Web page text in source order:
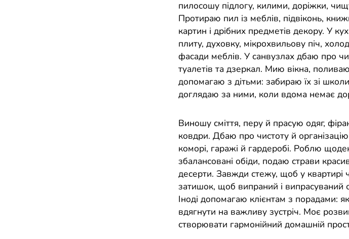
пилосошу підлогу, килими, доріжки,
Протираю пил із меблів, підвіконь,
картин і дрібних предметів декору. У
плиту, духовку, мікрохвильову піч,
фасади меблів. У санвузлах дбаю про
туалетів та дзеркал. Мию вікна,
допомагаю з дітьми: забираю їх зі
доглядаю за ними, коли вдома немає
Виношу сміття, перу й прасую одяг,
ковдри. Дбаю про чистоту й
коморі, гаражі й гардеробі. Роблю
збалансовані обіди, подаю страви
десерти. Завжди стежу, щоб у квартирі
затишок, щоб випраний і випрасуваний
Іноді допомагаю клієнтам з порадами:
вдягнути на важливу зустріч. Моє
створювати гармонійний домашній